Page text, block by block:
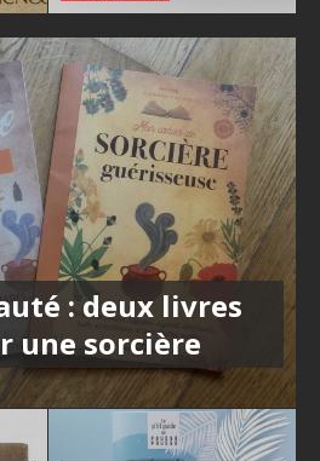
: deux livres
une sorcière